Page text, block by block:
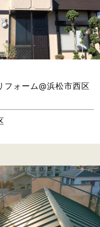
フォーム@浜松市西区